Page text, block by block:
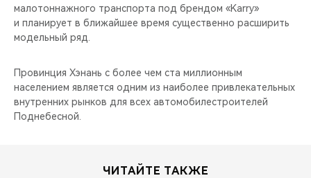
CHERY ДЛЯ ДЕТЕЙ
малотоннажного транспорта под брендом «Karry»
и планирует в ближайшее время существенно расширить
модельный ряд.
Провинция Хэнань с более чем ста миллионным
населением является одним из наиболее привлекательных
внутренних рынков для всех автомобилестроителей
Поднебесной.
ЧИТАЙТЕ ТАКЖЕ